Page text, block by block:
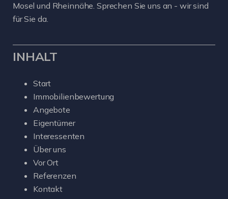
Mosel und Rheinnähe. Sprechen Sie uns an - wir sind
für Sie da.
INHALT
Start
Immobilienbewertung
Angebote
Eigentümer
Interessenten
Über uns
Vor Ort
Referenzen
Kontakt